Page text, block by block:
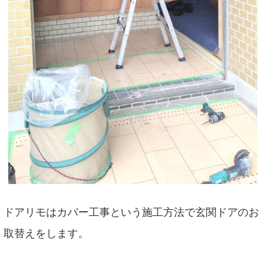
ドアリモはカバー工事という施工方法で玄関ドアのお
取替えをします。